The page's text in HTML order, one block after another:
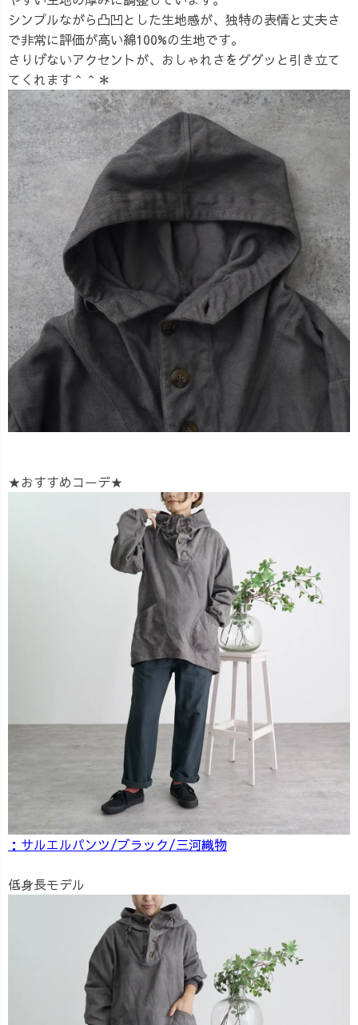
シンプルながら凸凹とした生地感が、独特の表情と丈夫さ
で非常に評価が高い綿100%の生地です。
さりげないアクセントが、おしゃれさをググッと引き立て
てくれます＾＾＊
★おすすめコーデ★
：サルエルパンツ/ブラック/三河織物
低身長モデル